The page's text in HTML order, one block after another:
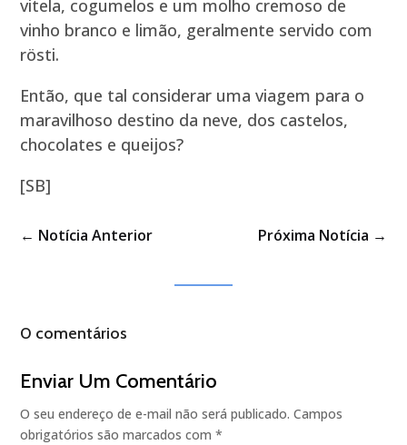
vitela, cogumelos e um molho cremoso de
vinho branco e limão, geralmente servido com
rösti.
Então, que tal considerar uma viagem para o
maravilhoso destino da neve, dos castelos,
chocolates e queijos?
[SB]
← Notícia Anterior Próxima Notícia →
0 comentários
Enviar Um Comentário
O seu endereço de e-mail não será publicado. Campos
obrigatórios são marcados com*